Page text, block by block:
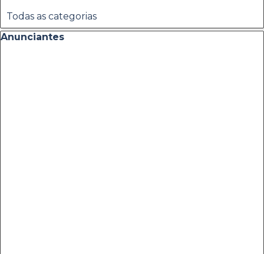
Todas as categorias
Pular bloco Anunciantes
Anunciantes